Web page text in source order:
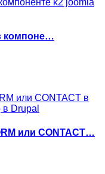
компоне…
или CONTACT…